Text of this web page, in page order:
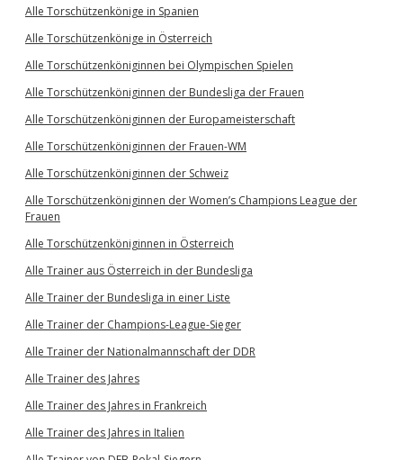
Alle Torschützenkönige in Spanien
Alle Torschützenkönige in Österreich
Alle Torschützenköniginnen bei Olympischen Spielen
Alle Torschützenköniginnen der Bundesliga der Frauen
Alle Torschützenköniginnen der Europameisterschaft
Alle Torschützenköniginnen der Frauen-WM
Alle Torschützenköniginnen der Schweiz
Alle Torschützenköniginnen der Women’s Champions League der
Frauen
Alle Torschützenköniginnen in Österreich
Alle Trainer aus Österreich in der Bundesliga
Alle Trainer der Bundesliga in einer Liste
Alle Trainer der Champions-League-Sieger
Alle Trainer der Nationalmannschaft der DDR
Alle Trainer des Jahres
Alle Trainer des Jahres in Frankreich
Alle Trainer des Jahres in Italien